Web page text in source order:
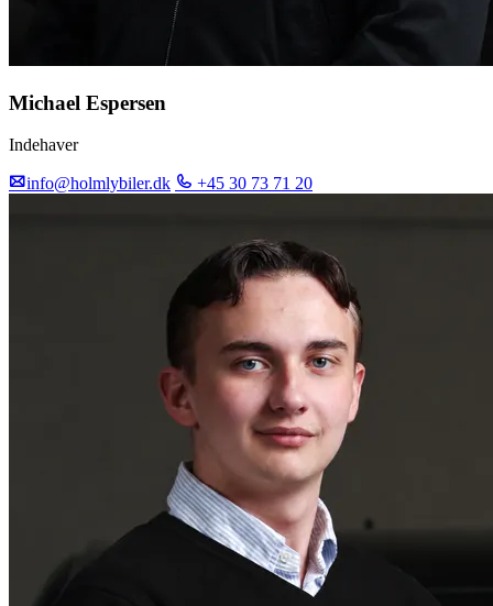
Michael Espersen
Indehaver
info@holmlybiler.dk +45 30 73 71 20